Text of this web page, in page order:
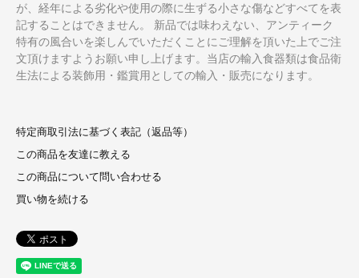
が、経年による劣化や使用の際に生ずる小さな傷などすべてを表
記することはできません。 新品では味わえない、アンティーク
特有の風合いを楽しんでいただくことにご理解を頂いた上でご注
文頂けますようお願い申し上げます。当店の輸入食器類は食品衛
生法による装飾用・鑑賞用としての輸入・販売になります。
特定商取引法に基づく表記（返品等）
この商品を友達に教える
この商品について問い合わせる
買い物を続ける